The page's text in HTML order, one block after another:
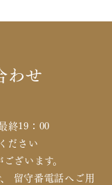
わせ
終19：00
ださい
ざいます。
留守番電話へご用